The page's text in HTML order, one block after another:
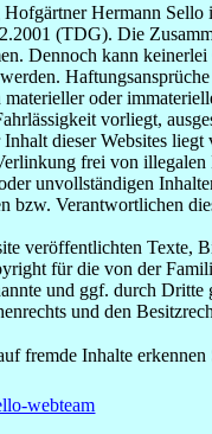
Hermann Sello
(TDG). Die
Dennoch kann
materieller oder
vorliegt,
dieser Websites
frei von
unvollständigen
bzw. Verantwortlichen
veröffentlichten Texte,
für die von der
und ggf. durch Dritte
und den
fremde Inhalte
webteam